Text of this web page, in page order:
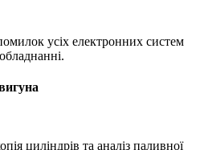
усіх електронних систем
циліндрів та аналіз паливної